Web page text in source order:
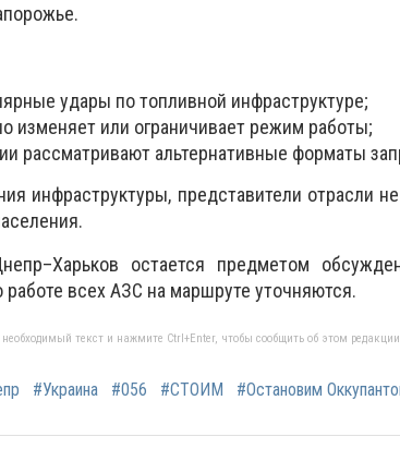
удары по топливной инфраструктуре;
изменяет или ограничивает режим работы;
рассматривают альтернативные форматы
инфраструктуры, представители отрасли
остается предметом
всех АЗС на маршруте уточняются.
текст и нажмите Ctrl+Enter, чтобы сообщить об этом редакции
#Украина #056 #СТОИМ #Остановим